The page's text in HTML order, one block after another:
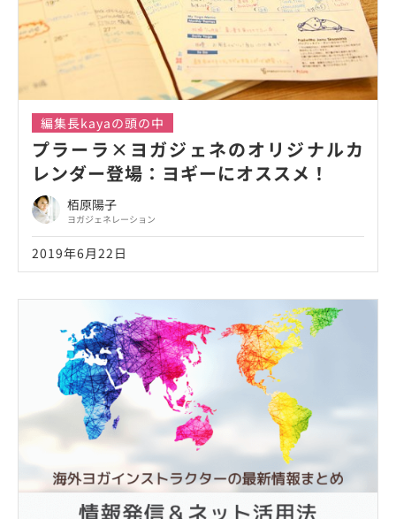
編集長kayaの頭の中
プラーラ×ヨガジェネのオリジナルカ
レンダー登場：ヨギーにオススメ！
栢原陽子
ヨガジェネレーション
2019年6月22日